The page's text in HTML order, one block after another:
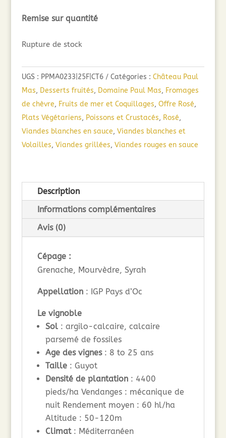
Remise sur quantité
Rupture de stock
UGS : PPMA0233|25F|CT6 Catégories : Château Paul
Mas, Desserts fruités, Domaine Paul Mas, Fromages
de chèvre, Fruits de mer et Coquillages, Offre Rosé,
Plats Végétariens, Poissons et Crustacés, Rosé,
Viandes blanches en sauce, Viandes blanches et
Volailles, Viandes grillées, Viandes rouges en sauce
Description
Informations complémentaires
Avis (0)
Cépage :
Grenache, Mourvèdre, Syrah
Appellation: IGP Pays d’Oc
Le vignoble
Sol: argilo-calcaire, calcaire
parsemé de fossiles
Age des vignes: 8 to 25 ans
Taille: Guyot
Densité de plantation: 4400
pieds/ha Vendanges : mécanique de
nuit Rendement moyen : 60 hl/ha
Altitude : 50-120m
Climat: Méditerranéen